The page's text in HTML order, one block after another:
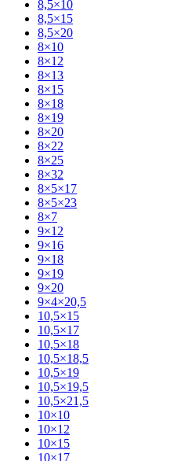
8,5×10
8,5×15
8,5×20
8×10
8×12
8×13
8×15
8×18
8×19
8×20
8×22
8×25
8×32
8×5×17
8×5×23
8×7
9×12
9×16
9×18
9×19
9×20
9×4×20,5
10,5×15
10,5×17
10,5×18
10,5×18,5
10,5×19
10,5×19,5
10,5×21,5
10×10
10×12
10×15
10×17